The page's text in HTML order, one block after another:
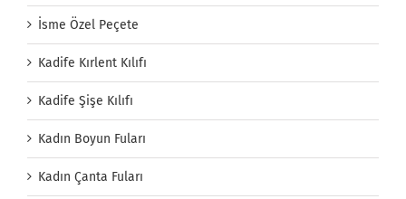
İsme Özel Peçete
Kadife Kırlent Kılıfı
Kadife Şişe Kılıfı
Kadın Boyun Fuları
Kadın Çanta Fuları